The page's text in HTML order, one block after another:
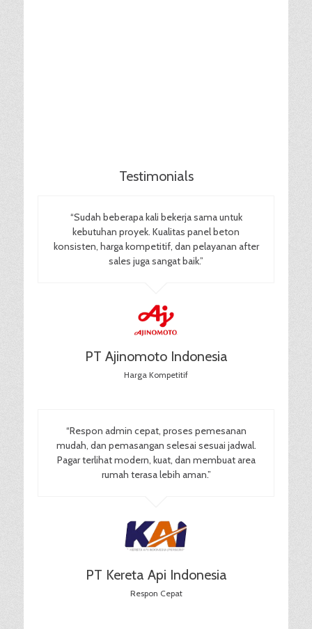
Testimonials
“Sudah beberapa kali bekerja sama untuk
kebutuhan proyek. Kualitas panel beton
konsisten, harga kompetitif, dan pelayanan after
sales juga sangat baik.”
PT Ajinomoto Indonesia
Harga Kompetitif
“Respon admin cepat, proses pemesanan
mudah, dan pemasangan selesai sesuai jadwal.
Pagar terlihat modern, kuat, dan membuat area
rumah terasa lebih aman.”
PT Kereta Api Indonesia
Respon Cepat